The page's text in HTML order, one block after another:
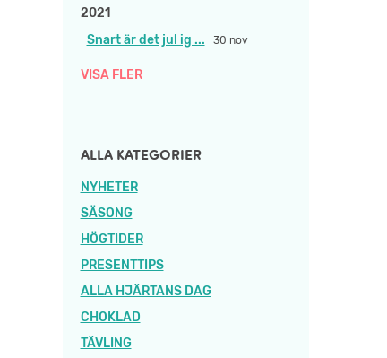
2021
Snart är det jul ig ...
30 nov
VISA FLER
ALLA KATEGORIER
NYHETER
SÄSONG
HÖGTIDER
PRESENTTIPS
ALLA HJÄRTANS DAG
CHOKLAD
TÄVLING